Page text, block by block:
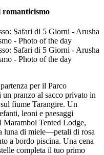
per il Parco
pranzo al sacco privato in
fiume Tarangire. Un
leoni e paesaggi
Tented Lodge,
luna di miele—petali di rosa
a bordo piscina. Una cena
completa il tuo primo